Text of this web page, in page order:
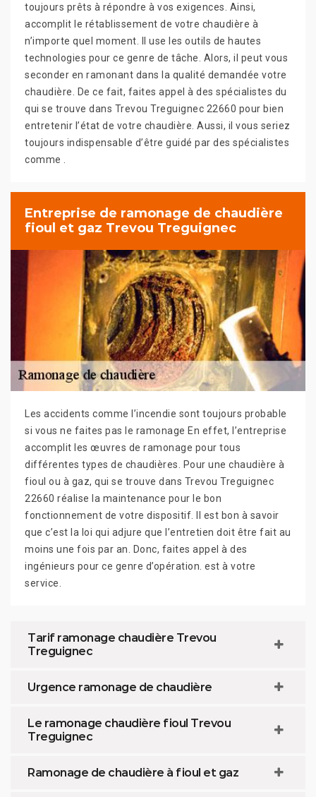
toujours prêts à répondre à vos exigences. Ainsi,
accomplit le rétablissement de votre chaudière à
n’importe quel moment. Il use les outils de hautes
technologies pour ce genre de tâche. Alors, il peut vous
seconder en ramonant dans la qualité demandée votre
chaudière. De ce fait, faites appel à des spécialistes du
qui se trouve dans Trevou Treguignec 22660 pour bien
entretenir l’état de votre chaudière. Aussi, il vous seriez
toujours indispensable d’être guidé par des spécialistes
comme .
Entreprise de ramonage de chaudière
fioul et gaz Trevou Treguignec
Les accidents comme l’incendie sont toujours probable
si vous ne faites pas le ramonage En effet, l’entreprise
accomplit les œuvres de ramonage pour tous
différentes types de chaudières. Pour une chaudière à
fioul ou à gaz, qui se trouve dans Trevou Treguignec
22660 réalise la maintenance pour le bon
fonctionnement de votre dispositif. Il est bon à savoir
que c’est la loi qui adjure que l’entretien doit être fait au
moins une fois par an. Donc, faites appel à des
ingénieurs pour ce genre d’opération. est à votre
service.
Tarif ramonage chaudière Trevou
Treguignec
Urgence ramonage de chaudière
Le ramonage chaudière fioul Trevou
Treguignec
Ramonage de chaudière à fioul et gaz